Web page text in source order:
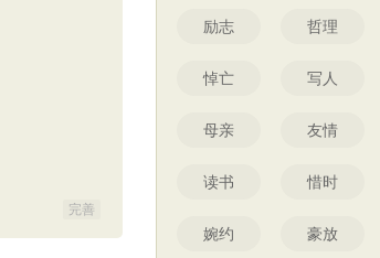
完善
励志 哲理
悼亡 写人
母亲 友情
读书 惜时
婉约 豪放